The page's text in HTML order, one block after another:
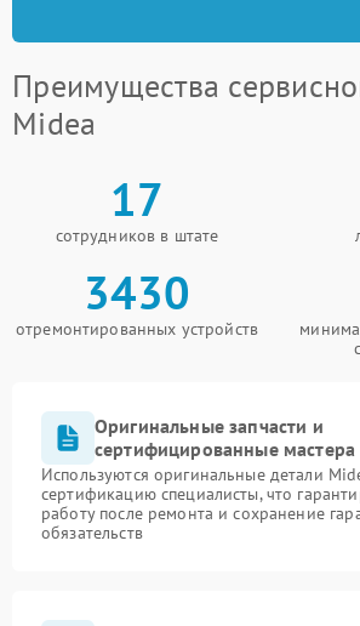
Преимущества
Midea
17
сотрудников в штате
3430
отремонтированных устройств
Оригинальные запчасти и
сертифицированные мастера
Используются оригинальные детали
сертификацию специалисты, что
работу после ремонта и сохранение
обязательств